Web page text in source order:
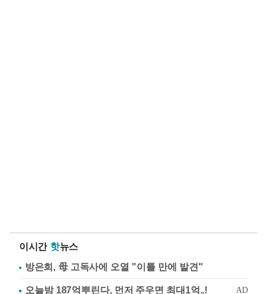
이시간 핫뉴스
방은희, 母 고독사에 오열 "이틀 만에 발견"